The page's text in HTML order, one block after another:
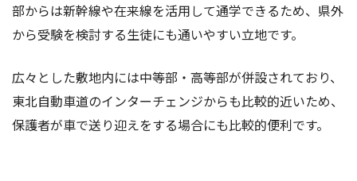
部からは新幹線や在来線を活用して通学できるため、県外
から受験を検討する生徒にも通いやすい立地です。
広々とした敷地内には中等部・高等部が併設されており、
東北自動車道のインターチェンジからも比較的近いため、
保護者が車で送り迎えをする場合にも比較的便利です。